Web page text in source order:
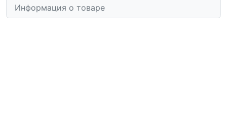
Информация о товаре